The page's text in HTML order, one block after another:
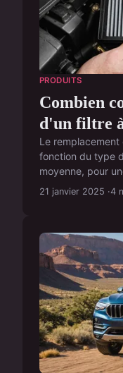
PRODUITS
Combien
d'un filtre
Le
fonction du type
moyenne, pour
21 janvier 2025 4